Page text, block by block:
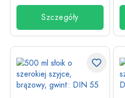
Szczegóły